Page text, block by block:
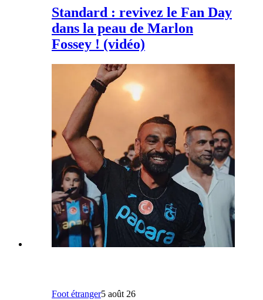
Standard : revivez le Fan Day
dans la peau de Marlon
Fossey ! (vidéo)
Foot étranger5 août 26